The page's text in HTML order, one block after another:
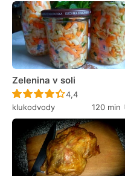
Zelenina v soli
Recept ještě
4,4
klukodvody
120 min